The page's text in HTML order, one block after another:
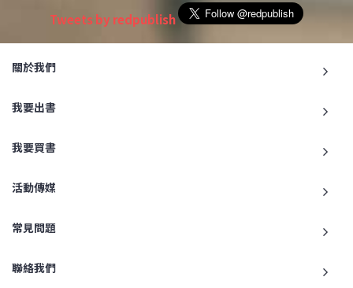
Tweets by redpublish
關於我們
我要出書
我要買書
活動傳媒
常見問題
聯絡我們